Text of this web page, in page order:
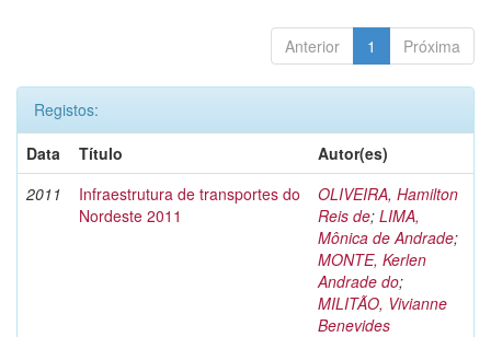
Anterior 1 Próxima
Registos:
Data
Título
Autor(es)
2011
Infraestrutura de transportes do
Nordeste 2011
OLIVEIRA, Hamilton
Reis de; LIMA,
Mônica de Andrade;
MONTE, Kerlen
Andrade do;
MILITÃO, Vivianne
Benevides